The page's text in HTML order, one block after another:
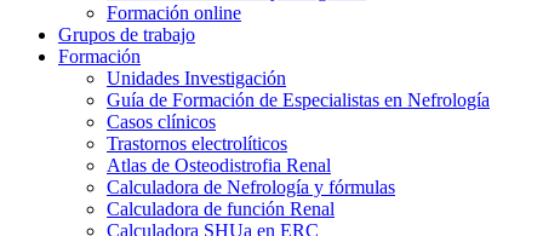
Formación online
Grupos de trabajo
Formación
Unidades Investigación
Guía de Formación de Especialistas en Nefrología
Casos clínicos
Trastornos electrolíticos
Atlas de Osteodistrofia Renal
Calculadora de Nefrología y fórmulas
Calculadora de función Renal
Calculadora SHUa en ERC